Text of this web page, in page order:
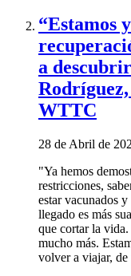
“Estamos
a
WTTC
28 de Abril de
"Ya hemos
restricciones,
estar vacunados
llegado es más
que cortar la
mucho más.
volver a viajar,